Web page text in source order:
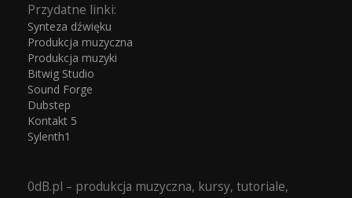
Przydatne linki:
Synteza dźwięku
Produkcja muzyczna
Produkcja muzyki
Bitwig Studio
Sound Forge
Dubstep
Kontakt 5
Sylenth1
0dB.pl – produkcja muzyczna, kursy, tutoriale,